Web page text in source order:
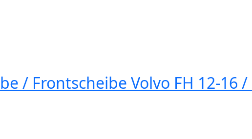
/ Frontscheibe Volvo FH 12-16